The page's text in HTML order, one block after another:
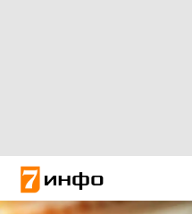
Новости России
Политика
Новости мира